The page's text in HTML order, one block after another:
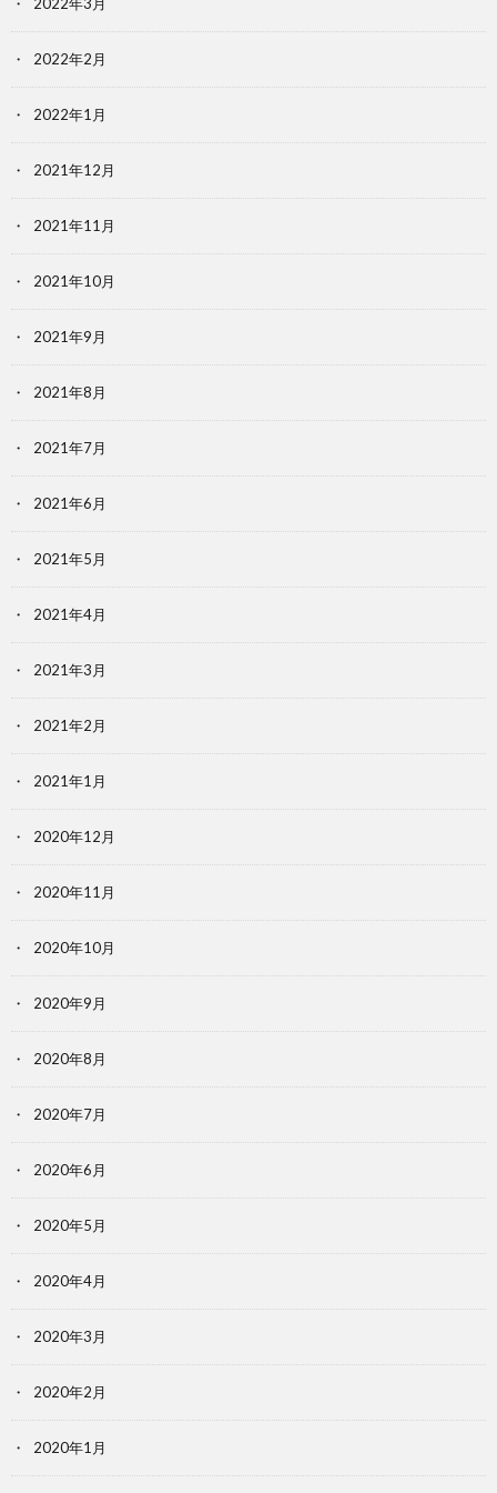
2022年2月
2022年1月
2021年12月
2021年11月
2021年10月
2021年9月
2021年8月
2021年7月
2021年6月
2021年5月
2021年4月
2021年3月
2021年2月
2021年1月
2020年12月
2020年11月
2020年10月
2020年9月
2020年8月
2020年7月
2020年6月
2020年5月
2020年4月
2020年3月
2020年2月
2020年1月